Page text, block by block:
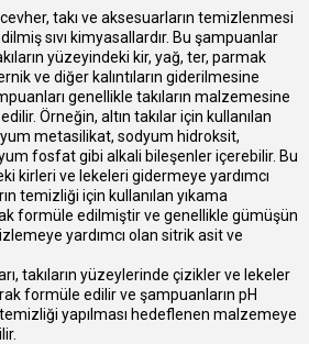
takı ve aksesuarların temizlenmesi
sıvı kimyasallardır. Bu şampuanlar
yüzeyindeki kir, yağ, ter, parmak
ve diğer kalıntıların giderilmesine
genellikle takıların malzemesine
Örneğin, altın takılar için kullanılan
metasilikat, sodyum hidroksit,
fosfat gibi alkali bileşenler içerebilir. Bu
kirleri ve lekeleri gidermeye yardımcı
temizliği için kullanılan yıkama
formüle edilmiştir ve genellikle gümüşün
yardımcı olan sitrik asit ve
takıların yüzeylerinde çizikler ve lekeler
formüle edilir ve şampuanların pH
yapılması hedeflenen malzemeye